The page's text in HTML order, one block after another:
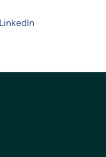
LinkedIn